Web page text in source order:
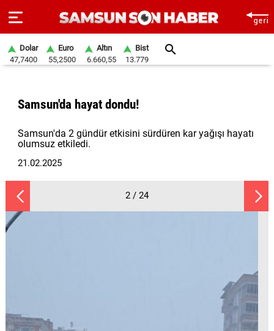
SAYFA
HABER
SAMSUNSPOR
GÜNDEM
SİYASET
GALERİ
Dolar
47,7400
Euro
55,2500
Altın
6.660,55
Bist
13.779
Samsun'da hayat dondu!
Samsun'da 2 gündür etkisini sürdüren kar yağışı hayatı
olumsuz etkiledi.
21.02.2025
2 / 24